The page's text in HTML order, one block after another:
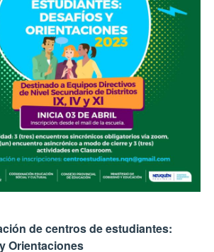
de centros de estudiantes:
Orientaciones